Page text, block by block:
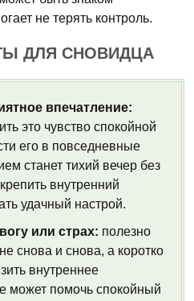
не терять контроль.
ДЛЯ СНОВИДЦА
впечатление:
это чувство спокойной
его в повседневные
станет тихий вечер без
внутренний
удачный настрой.
или страх: полезно
снова и снова, а коротко
внутреннее
может помочь спокойный